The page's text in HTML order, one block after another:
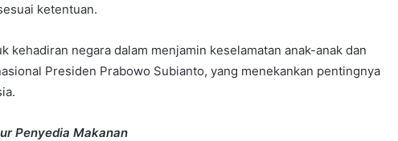
ketentuan.
kehadiran negara dalam menjamin keselamatan anak-anak dan
Presiden Prabowo Subianto, yang menekankan pentingnya
Penyedia Makanan